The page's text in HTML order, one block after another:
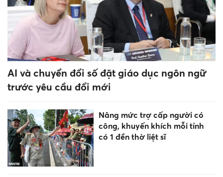
Một công trình của Việt Nam
tiếp tục lọt top kiến trúc đẹp
nhất thế giới năm 2026
không đứng lớp vẫn được
thanh toán tiền thỉnh giảng